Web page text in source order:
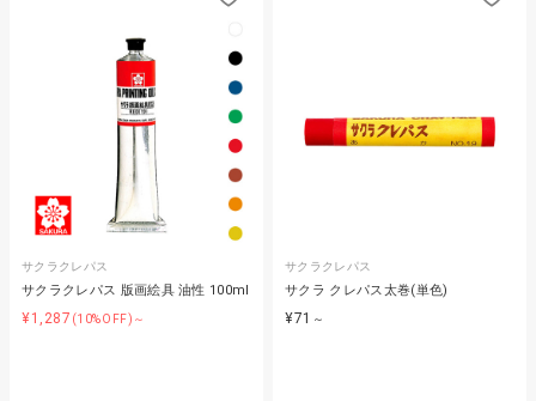
サクラクレパス
サクラクレパス 版画絵具 油性 100ml
¥1,287 (10%OFF)～
サクラクレパス
サクラ クレパス太巻(単色)
¥71 ～